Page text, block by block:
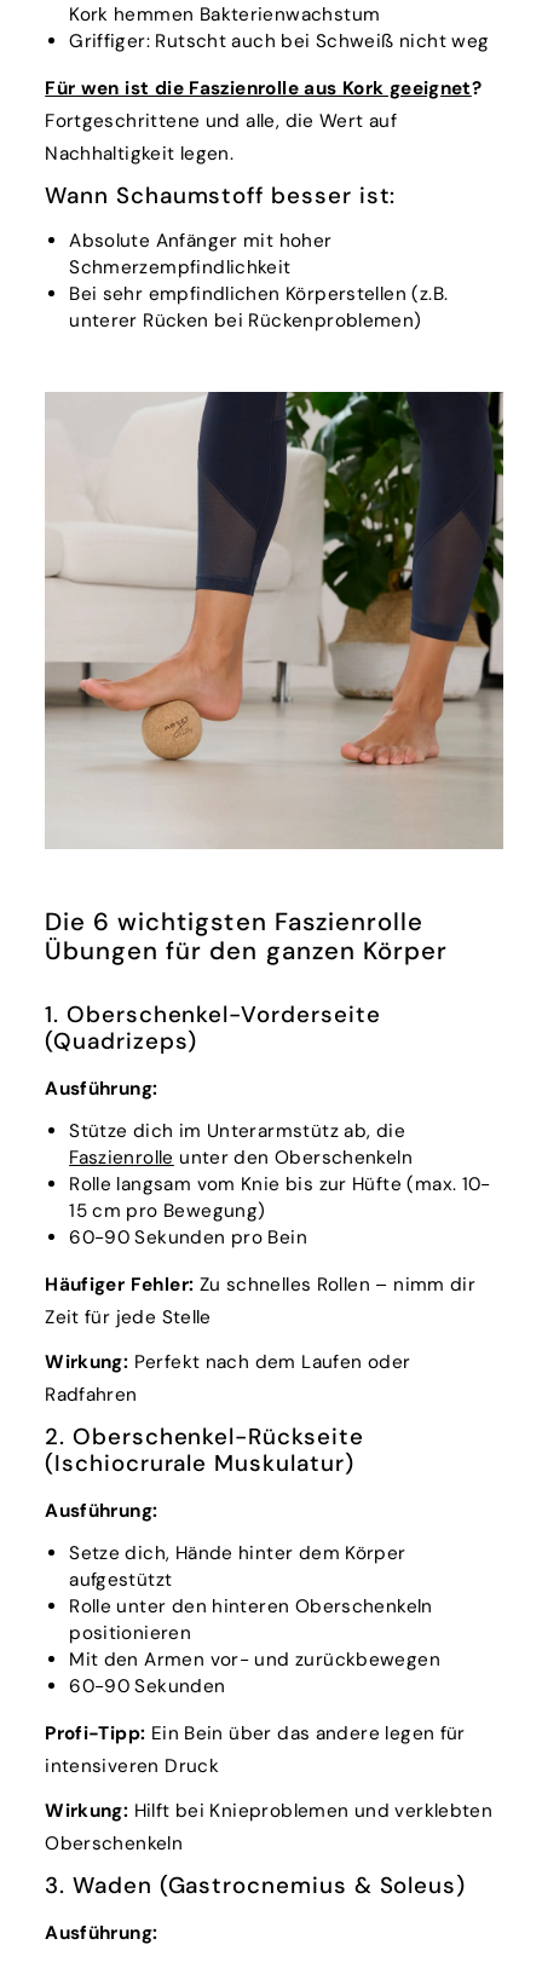
Kork hemmen Bakterienwachstum
Griffiger: Rutscht auch bei Schweiß nicht weg
Für wen ist die Faszienrolle aus Kork geeignet?
Fortgeschrittene und alle, die Wert auf
Nachhaltigkeit legen.
Wann Schaumstoff besser ist:
Absolute Anfänger mit hoher
Schmerzempfindlichkeit
Bei sehr empfindlichen Körperstellen (z.B.
unterer Rücken bei Rückenproblemen)
Die 6 wichtigsten Faszienrolle
Übungen für den ganzen Körper
1. Oberschenkel-Vorderseite
(Quadrizeps)
Ausführung:
Stütze dich im Unterarmstütz ab, die
Faszienrolle unter den Oberschenkeln
Rolle langsam vom Knie bis zur Hüfte (max. 10-
15 cm pro Bewegung)
60-90 Sekunden pro Bein
Häufiger Fehler: Zu schnelles Rollen – nimm dir
Zeit für jede Stelle
Wirkung: Perfekt nach dem Laufen oder
Radfahren
2. Oberschenkel-Rückseite
(Ischiocrurale Muskulatur)
Ausführung:
Setze dich, Hände hinter dem Körper
aufgestützt
Rolle unter den hinteren Oberschenkeln
positionieren
Mit den Armen vor- und zurückbewegen
60-90 Sekunden
Profi-Tipp: Ein Bein über das andere legen für
intensiveren Druck
Wirkung: Hilft bei Knieproblemen und verklebten
Oberschenkeln
3. Waden (Gastrocnemius & Soleus)
Ausführung: